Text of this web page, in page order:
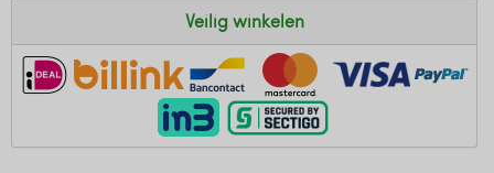
Veilig winkelen